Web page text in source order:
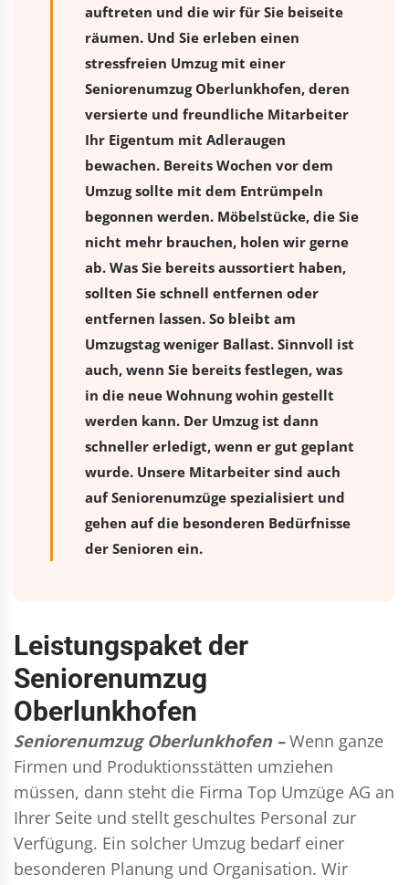
auftreten und die wir für Sie beiseite
räumen. Und Sie erleben einen
stressfreien Umzugmit einer
Seniorenumzug Oberlunkhofen, deren
versierte und freundliche Mitarbeiter
Ihr Eigentum mit Adleraugen
bewachen. Bereits Wochen vor dem
Umzug sollte mit dem Entrümpeln
begonnen werden. Möbelstücke, die Sie
nicht mehr brauchen, holen wir gerne
ab. Was Sie bereits aussortiert haben,
sollten Sie schnell entfernen oder
entfernen lassen. So bleibt am
Umzugstag weniger Ballast. Sinnvoll ist
auch, wenn Sie bereits festlegen, was
in die neue Wohnung wohin gestellt
werden kann. Der Umzug ist dann
schneller erledigt, wenn er gut geplant
wurde. Unsere Mitarbeiter sind auch
auf Seniorenumzüge spezialisiert und
gehen auf die besonderen Bedürfnisse
der Senioren ein.
Leistungspaket der
Seniorenumzug
Oberlunkhofen
Seniorenumzug Oberlunkhofen – Wenn ganze
Firmen und Produktionsstätten umziehen
müssen, dann steht die Firma Top Umzüge AG an
Ihrer Seite und stellt geschultes Personal zur
Verfügung. Ein solcher Umzug bedarf einer
besonderen Planung und Organisation. Wir